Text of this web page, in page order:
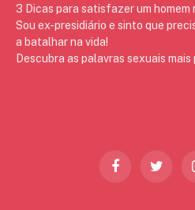
3 Dicas para satisfazer um homem
Sou ex-presidiário e sinto que
a batalhar na vida!
Descubra as palavras sexuais
FacebookTwitter